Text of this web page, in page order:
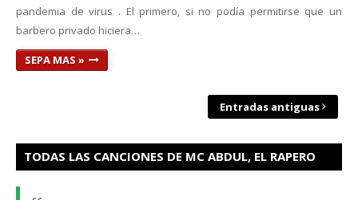
pandemia de virus . El primero, si no podía permitirse que un
barbero privado hiciera…
SEPA MAS »
Entradas antiguas
TODAS LAS CANCIONES DE MC ABDUL, EL RAPERO